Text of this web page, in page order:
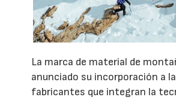
La marca de material de
anunciado su incorporación a
fabricantes que integran la